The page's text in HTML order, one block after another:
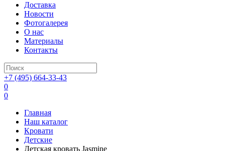
Доставка
Новости
Фотогалерея
О нас
Материалы
Контакты
+7 (495) 664-33-43
0
0
Главная
Наш каталог
Кровати
Детские
Детская кровать Jasmine